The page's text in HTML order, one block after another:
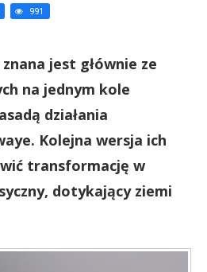
991
jest głównie ze
na jednym kole
działania
Kolejna wersja ich
transformację w
dotykający ziemi